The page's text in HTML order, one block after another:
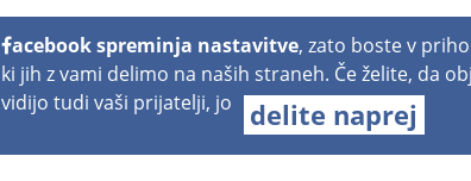
acebook spreminja nastavitve, zato boste v
ki jih z vami delimo na naših straneh. Če želite, da
vidijo tudi vaši prijatelji, jo
delite naprej